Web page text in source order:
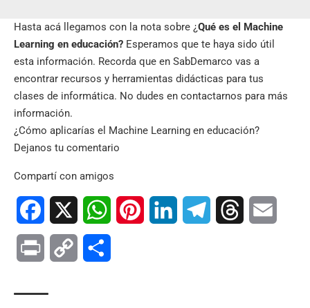
Hasta acá llegamos con la nota sobre ¿Qué es el Machine
Learning en educación? Esperamos que te haya sido útil
esta información. Recorda que en SabDemarco vas a
encontrar recursos y herramientas didácticas para tus
clases de informática. No dudes en contactarnos para más
información.
¿Cómo aplicarías el Machine Learning en educación?
Dejanos tu comentario
Compartí con amigos
Facebook WhatsAppPinterest LinkedIn TelegramThreads
Print Copy